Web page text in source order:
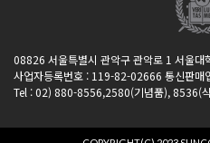
08826 서울특별시 관악구 관악로 1 서울대
사업자등록번호 : 119-82-02666 통신판매
Tel : 02) 880-8556,2580(기념품), 8536(